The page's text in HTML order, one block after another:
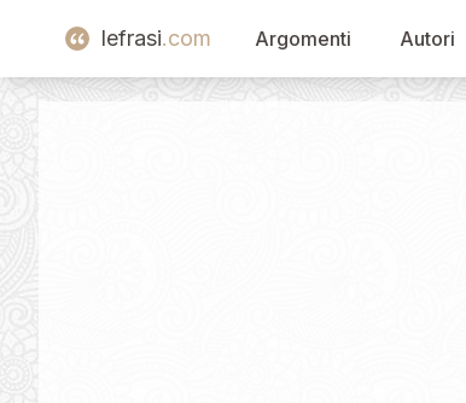
lefrasi.com Argomenti Autori